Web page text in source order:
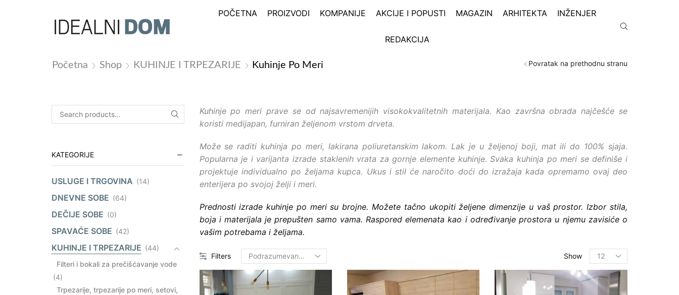
POČETNA PROIZVODI KOMPANIJE AKCIJE I POPUSTI MAGAZIN ARHITEKTA INŽENJER
REDAKCIJA
Početna Shop KUHINJE I TRPEZARIJE Kuhinje Po Meri Povratak na prethodnu stranu
Kuhinje po meri prave se od najsavremenijih visokokvalitetnih materijala. Kao završna obrada najčešće se
koristi medijapan, furniran željenom vrstom drveta.
Može se raditi kuhinja po meri, lakirana poliuretanskim lakom. Lak je u željenoj boji, mat ili do 100% sjaja.
Popularna je i varijanta izrade staklenih vrata za gornje elemente kuhinje. Svaka kuhinja po meri se definiše i
projektuje individualno po željama kupca. Ukus i stil će naročito doći do izražaja kada opremamo ovaj deo
enterijera po svojoj želji i meri.
Prednosti izrade kuhinje po meri su brojne. Možete tačno ukopiti željene dimenzije u vaš prostor. Izbor stila,
boja i materijala je prepušten samo vama. Raspored elemenata kao i određivanje prostora u njemu zavisiće o
vašim potrebama i željama.
Filters Show
KATEGORIJE
USLUGE I TRGOVINA (14)
DNEVNE SOBE (64)
DEČIJE SOBE (0)
SPAVAĆE SOBE (42)
KUHINJE I TRPEZARIJE (44)
Filteri i bokali za prečišćavanje vode
(4)
Trpezarije, trpezarije po meri, setovi,